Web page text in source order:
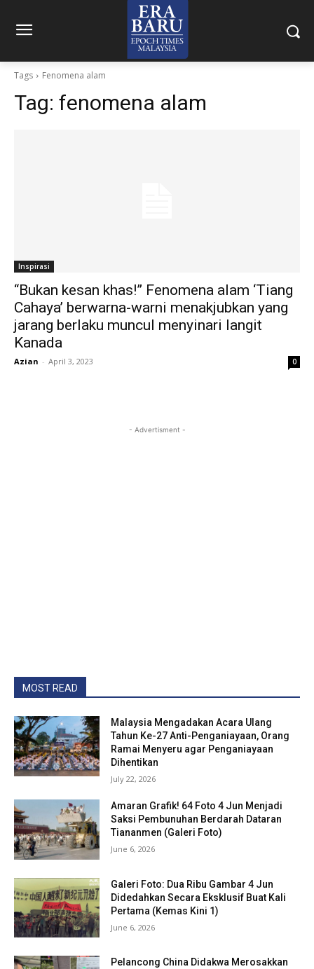
Tags Fenomena alam
Tag: fenomena alam
Inspirasi
“Bukan kesan khas!” Fenomena alam ‘Tiang
Cahaya’ berwarna-warni menakjubkan yang
jarang berlaku muncul menyinari langit
Kanada
Azian - April 3, 2023 0
- Advertisment -
MOST READ
Malaysia Mengadakan Acara Ulang
Tahun Ke-27 Anti-Penganiayaan, Orang
Ramai Menyeru agar Penganiayaan
Dihentikan
July 22, 2026
Amaran Grafik! 64 Foto 4 Jun Menjadi
Saksi Pembunuhan Berdarah Dataran
Tiananmen (Galeri Foto)
June 6, 2026
Galeri Foto: Dua Ribu Gambar 4 Jun
Didedahkan Secara Eksklusif Buat Kali
Pertama (Kemas Kini 1)
June 6, 2026
Pelancong China Didakwa Merosakkan